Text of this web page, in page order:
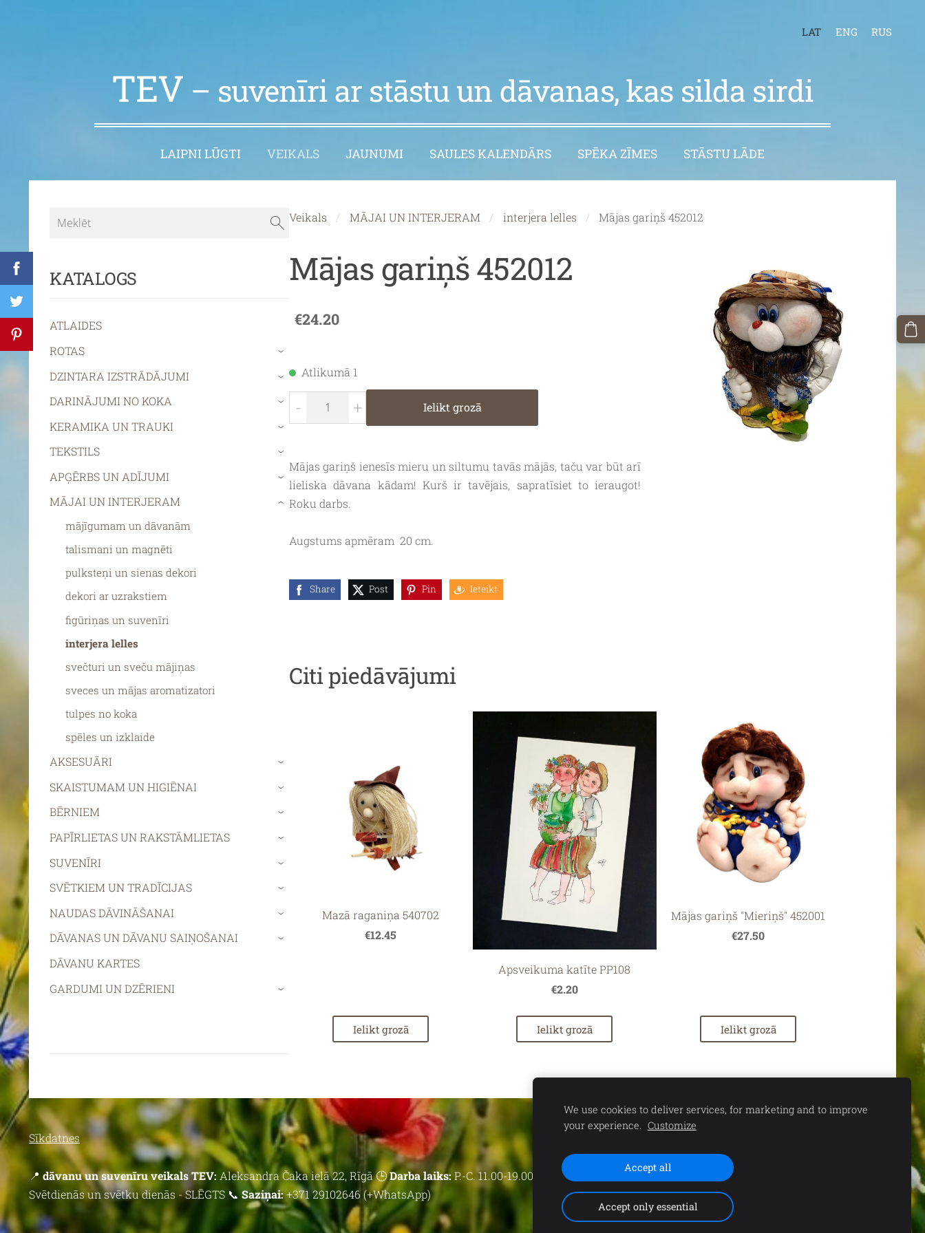
LAT ENG RUS
TEV – suvenīri ar stāstu un dāvanas, kas silda sirdi
LAIPNI LŪGTI VEIKALS JAUNUMI SAULES KALENDĀRS SPĒKA ZĪMES STĀSTU LĀDE
KATALOGS
ATLAIDES
ROTAS
›
DZINTARA IZSTRĀDĀJUMI ›
DARINĀJUMI NO KOKA ›
KERAMIKA UN TRAUKI ›
TEKSTILS ›
APĢĒRBS UN ADĪJUMI ›
MĀJAI UN INTERJERAM
mājīgumam un dāvanām
talismani un magnēti
pulksteņi un sienas dekori
dekori ar uzrakstiem
figūriņas un suvenīri
interjera lelles
svečturi un sveču mājiņas
sveces un mājas aromatizatori
tulpes no koka
spēles un izklaide
›
AKSESUĀRI ›
SKAISTUMAM UN HIGIĒNAI ›
BĒRNIEM ›
PAPĪRLIETAS UN RAKSTĀMLIETAS ›
SUVENĪRI ›
SVĒTKIEM UN TRADĪCIJAS ›
NAUDAS DĀVINĀŠANAI ›
DĀVANAS UN DĀVANU SAIŅOŠANAI ›
DĀVANU KARTES
GARDUMI UN DZĒRIENI
›
Veikals MĀJAI UN INTERJERAM interjera lelles Mājas gariņš 452012
Mājas gariņš 452012
€24.20
Atlikumā 1
- + Ielikt grozā
Mājas gariņš ienesīs mieru un siltumu tavās mājās, taču var būt arī
lieliska dāvana kādam! Kurš ir tavējais, sapratīsiet to ieraugot!
Roku darbs.
Augstums apmēram 20 cm.
Share Post Pin Ieteikt
Citi piedāvājumi
Mazā raganiņa 540702
€12.45
Ielikt grozā
Apsveikuma katīte PP108
€2.20
Ielikt grozā
Mājas gariņš "Mieriņš" 452001
€27.50
Ielikt grozā
Sīkdatnes
📍 dāvanu un suvenīru veikals TEV: Aleksandra Čaka ielā 22, Rīgā 🕒Darba laiks:P.-C. 11.00-19.00 | P. 11.00-18.00 | S. 11.00-15.00 |
Svētdienās un svētku dienās - SLĒGTS 📞Saziņai:+371 29102646 (+WhatsApp)
We use cookies to deliver services, for marketing and to improve
your experience. Customize
Accept all
Accept only essential